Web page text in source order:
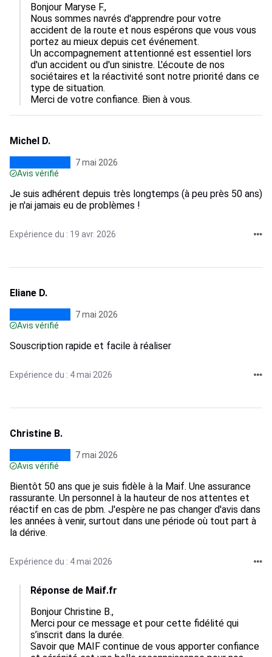
Bonjour Maryse F.,
Nous sommes navrés d'apprendre pour votre
accident de la route et nous espérons que vous vous
portez au mieux depuis cet événement.
Un accompagnement attentionné est essentiel lors
d'un accident ou d'un sinistre. L'écoute de nos
sociétaires et la réactivité sont notre priorité dans ce
type de situation.
Merci de votre confiance. Bien à vous.
Michel D.
7 mai 2026
Avis vérifié
Je suis adhérent depuis très longtemps (à peu près 50 ans)
je n'ai jamais eu de problèmes !
Expérience du : 19 avr. 2026
Eliane D.
7 mai 2026
Avis vérifié
Souscription rapide et facile à réaliser
Expérience du : 4 mai 2026
Christine B.
7 mai 2026
Avis vérifié
Bientôt 50 ans que je suis fidèle à la Maif. Une assurance
rassurante. Un personnel à la hauteur de nos attentes et
réactif en cas de pbm. J'espère ne pas changer d'avis dans
les années à venir, surtout dans une période où tout part à
la dérive.
Expérience du : 4 mai 2026
Réponse de Maif.fr
Bonjour Christine B.,
Merci pour ce message et pour cette fidélité qui
s’inscrit dans la durée.
Savoir que MAIF continue de vous apporter confiance